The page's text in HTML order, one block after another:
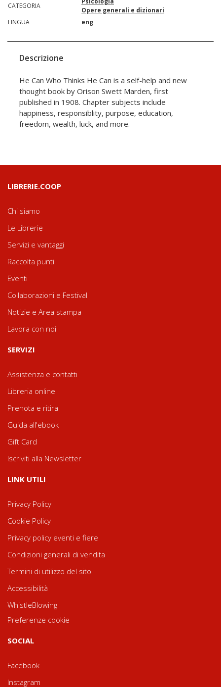
CATEGORIA
Opere generali e dizionari
LINGUA
eng
Descrizione
He Can Who Thinks He Can is a self-help and new
thought book by Orison Swett Marden, first
published in 1908. Chapter subjects include
happiness, responsiblity, purpose, education,
freedom, wealth, luck, and more.
LIBRERIE.COOP
Chi siamo
Le Librerie
Servizi e vantaggi
Raccolta punti
Eventi
Collaborazioni e Festival
Notizie e Area stampa
Lavora con noi
SERVIZI
Assistenza e contatti
Libreria online
Prenota e ritira
Guida all'ebook
Gift Card
Iscriviti alla Newsletter
LINK UTILI
Privacy Policy
Cookie Policy
Privacy policy eventi e fiere
Condizioni generali di vendita
Termini di utilizzo del sito
Accessibilità
WhistleBlowing
Preferenze cookie
SOCIAL
Facebook
Instagram